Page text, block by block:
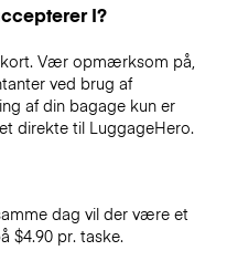
I?
Vær opmærksom på,
ved brug af
af din bagage kun er
direkte til LuggageHero.
dag vil der være et
$4.90 pr. taske.